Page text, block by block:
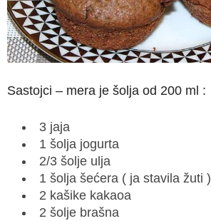
Sastojci – mera je šolja od 200 ml :
3 jaja
1 šolja jogurta
2/3 šolje ulja
1 šolja šećera ( ja stavila žuti )
2 kašike kakaoa
2 šolje brašna